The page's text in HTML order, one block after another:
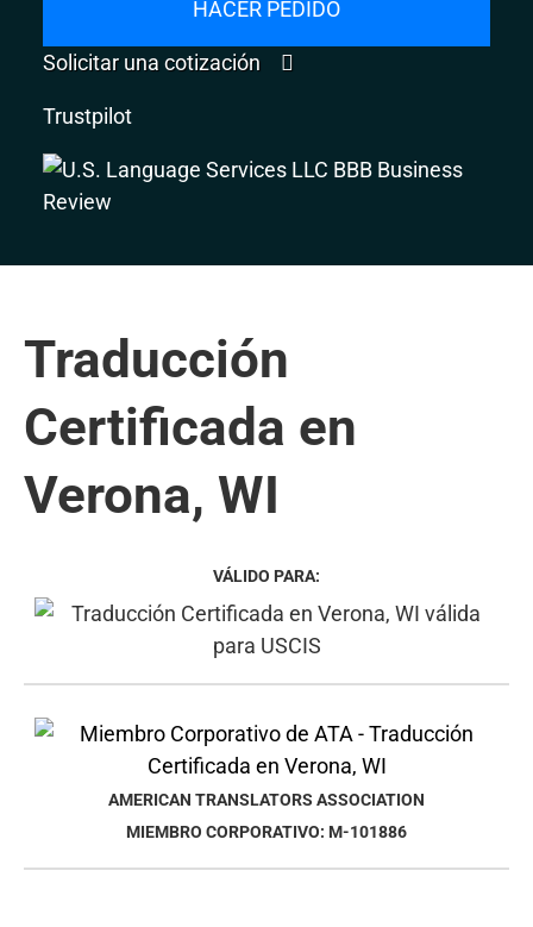
HACER PEDIDO
Solicitar una cotización
Trustpilot
Traducción
Certificada en
Verona, WI
VÁLIDO PARA:
AMERICAN TRANSLATORS ASSOCIATION
MIEMBRO CORPORATIVO: M-101886